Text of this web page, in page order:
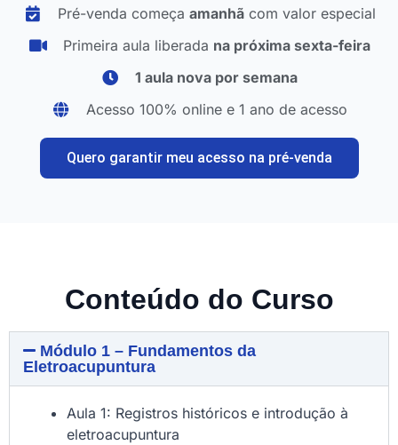
Pré-venda começa amanhãcom valor especial
Primeira aula liberada na próxima sexta-feira
1 aula nova por semana
Acesso 100% online e 1 ano de acesso
Quero garantir meu acesso na pré-venda
Conteúdo do Curso
Módulo 1 – Fundamentos da
Eletroacupuntura
Aula 1: Registros históricos e introdução à
eletroacupuntura